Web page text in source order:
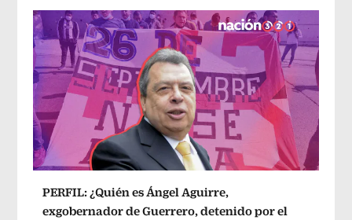
PERFIL: ¿Quién es Ángel Aguirre,
exgobernador de Guerrero, detenido por el